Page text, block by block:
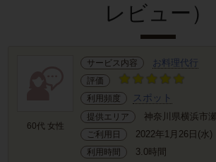
レビュー）
60代 女性
サービス内容 お料理代行
評価
利用頻度
スポット
提供エリア 神奈川県横浜市
ご利用日 2022年1月26日(水)
利用時間 3.0時間